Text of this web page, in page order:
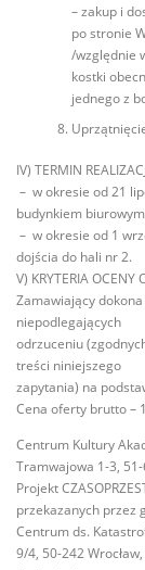
– zakup i
po stronie
/względnie
kostki
jednego z
IV) TERMIN
– w okresie od 21
budynkiem
– w okresie od 1
dojścia do hali nr 2.
V) KRYTERIA OCENY
Zamawiający
niepodlegających
odrzuceniu
treści niniejszego
zapytania) na
Cena oferty brutto –
Centrum Kultury
Tramwajowa 1-3, 51-
Projekt
przekazanych przez
Centrum ds.
9/4, 50-242